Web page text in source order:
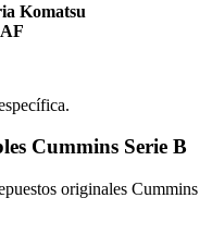
Komatsu
Cummins Serie B
originales Cummins